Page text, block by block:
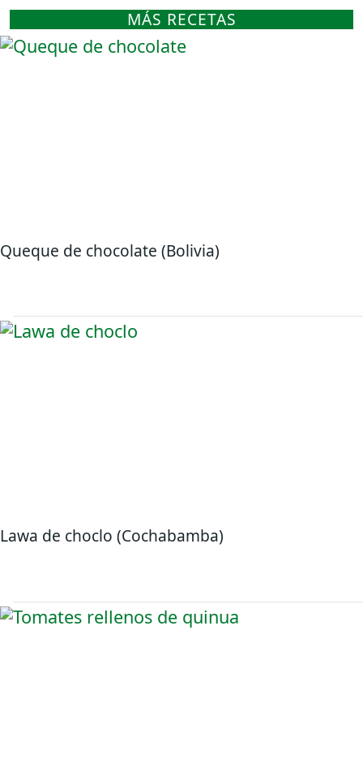
MÁS RECETAS
Queque de chocolate (Bolivia)
Lawa de choclo (Cochabamba)